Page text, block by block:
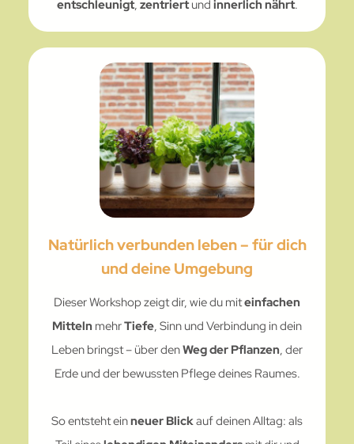
entschleunigt, zentriertund innerlichnährt.
Natürlich verbunden leben – für dich
und deine Umgebung
Dieser Workshop zeigt dir, wie du miteinfachen
Mitteln mehrTiefe, Sinn und Verbindung in dein
Leben bringst – über denWeg der Pflanzen, der
Erde und der bewussten Pflege deines Raumes.
So entsteht einneuer Blickauf deinen Alltag: als